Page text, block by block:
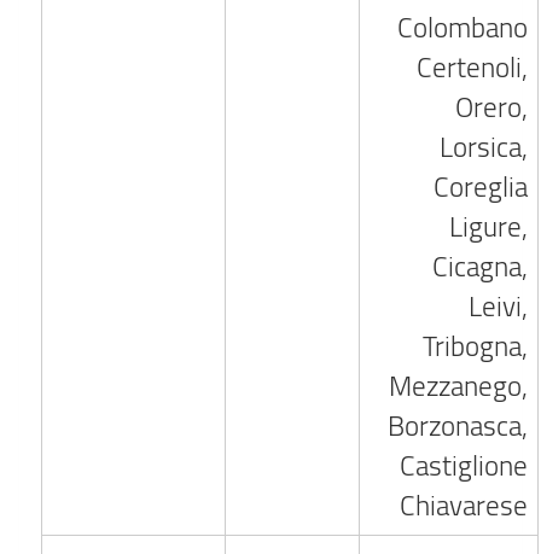
Colombano
Certenoli,
Orero,
Lorsica,
Coreglia
Ligure,
Cicagna,
Leivi,
Tribogna,
Mezzanego,
Borzonasca,
Castiglione
Chiavarese